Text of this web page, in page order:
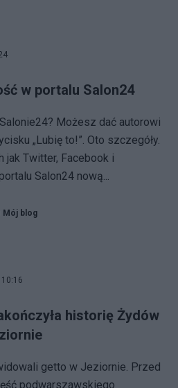
w portalu Salon24
Możesz dać autorowi
„Lubię to!”. Oto szczegóły.
Twitter, Facebook i
Salon24 nową...
Mój blog
historię Żydów
getto w Jeziornie. Przed
podwarszawskiego